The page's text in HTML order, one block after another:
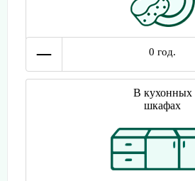
– 0 год.
В кухонных
шкафах